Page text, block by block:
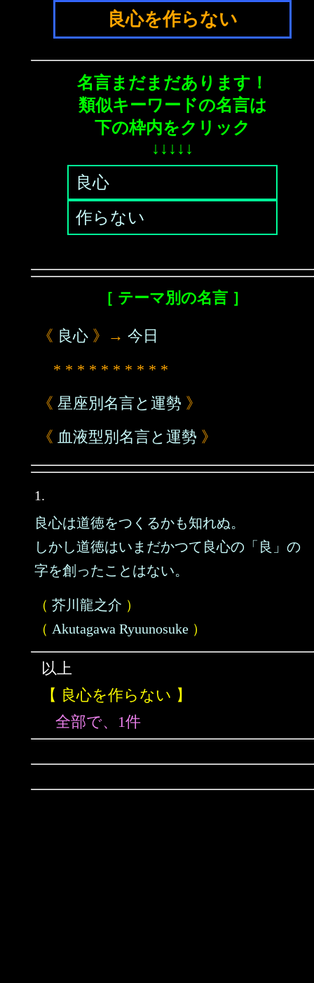
良心を作らない
名言まだまだあります！
類似キーワードの名言は
下の枠内をクリック
↓↓↓↓↓
良心
作らない
［ テーマ別の名言 ］
《 良心 》→ 今日
* * * * * * * * * *
《 星座別名言と運勢 》
《 血液型別名言と運勢 》
1.
良心は道徳をつくるかも知れぬ。
しかし道徳はいまだかつて良心の「良」の
字を創ったことはない。
（ 芥川龍之介 ）
（ Akutagawa Ryuunosuke ）
以上
【 良心を作らない 】
全部で、1件